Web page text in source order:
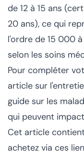
de 12 à 15 ans
20 ans), ce qui
l'ordre de 15 000
selon les soins
Pour compléter
article sur l'
guide sur les
qui peuvent
Cet article
achetez via ces